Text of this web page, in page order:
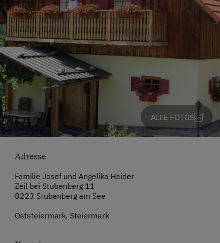
ALLE FOTOS
Adresse
Familie Josef und Angelika Haider
Zeil bei Stubenberg 11
8223 Stubenberg am See
Oststeiermark, Steiermark